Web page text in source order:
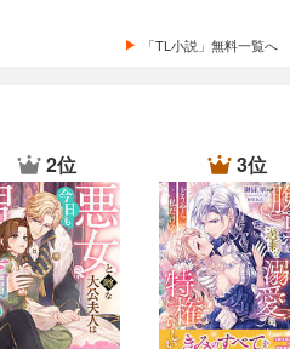
「TL小説」無料一覧へ
2位 3位